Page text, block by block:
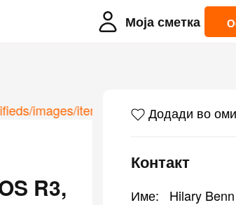
Моја сметка
R3,
Додади во
Контакт
Име:
Hilary Benn